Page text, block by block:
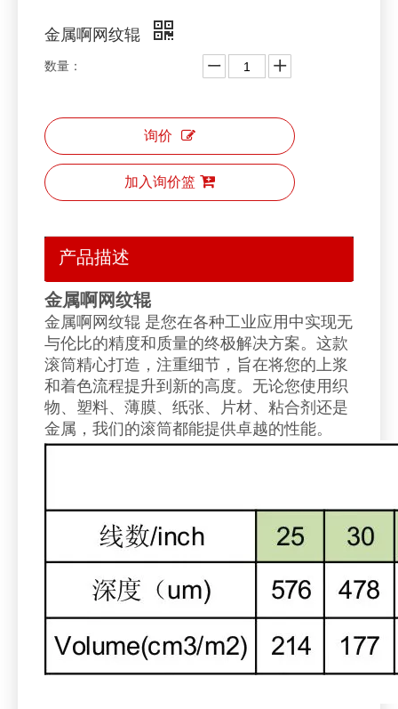
金属啊网纹辊
数量：
询价
加入询价篮
产品描述
金属啊网纹辊
金属啊网纹辊 是您在各种工业应用中实现无
与伦比的精度和质量的终极解决方案。这款
滚筒精心打造，注重细节，旨在将您的上浆
和着色流程提升到新的高度。无论您使用织
物、塑料、薄膜、纸张、片材、粘合剂还是
金属，我们的滚筒都能提供卓越的性能。